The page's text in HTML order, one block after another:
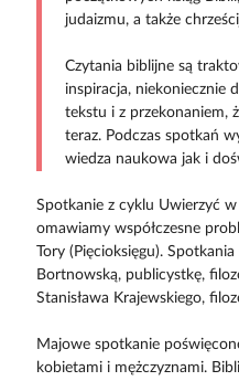
judaizmu, a także
Czytania biblijne są
inspiracja, niekoniecznie
tekstu i z przekonaniem,
teraz. Podczas spotkań
wiedza naukowa jak i
Spotkanie z cyklu Uwierzyć
omawiamy współczesne
Tory (Pięcioksięgu).
Bortnowską, publicystkę,
Stanisława Krajewskiego,
Majowe spotkanie
kobietami i mężczyznami.